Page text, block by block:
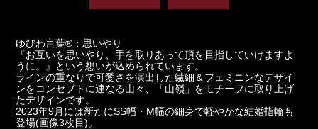
ゆびわ言葉®：思いやり
『お互いを思いやり、手を取りあって頂を目指していけますよ
うに。』という想いが込められています。
ラインの重なりで可愛さを演出した繊細＆フェミニンなデザイ
ンをコンセプトに連なる山々、「山嶺」をモチーフに取り上げ
たデザインです。
2023年9月には新たにSS幅・M幅の細身で軽やかな結婚指輪も
登場(画像3枚目)。